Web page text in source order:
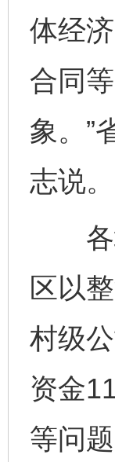
体经
合同
象。”
志说。
各地
区以
村级
资金
等问